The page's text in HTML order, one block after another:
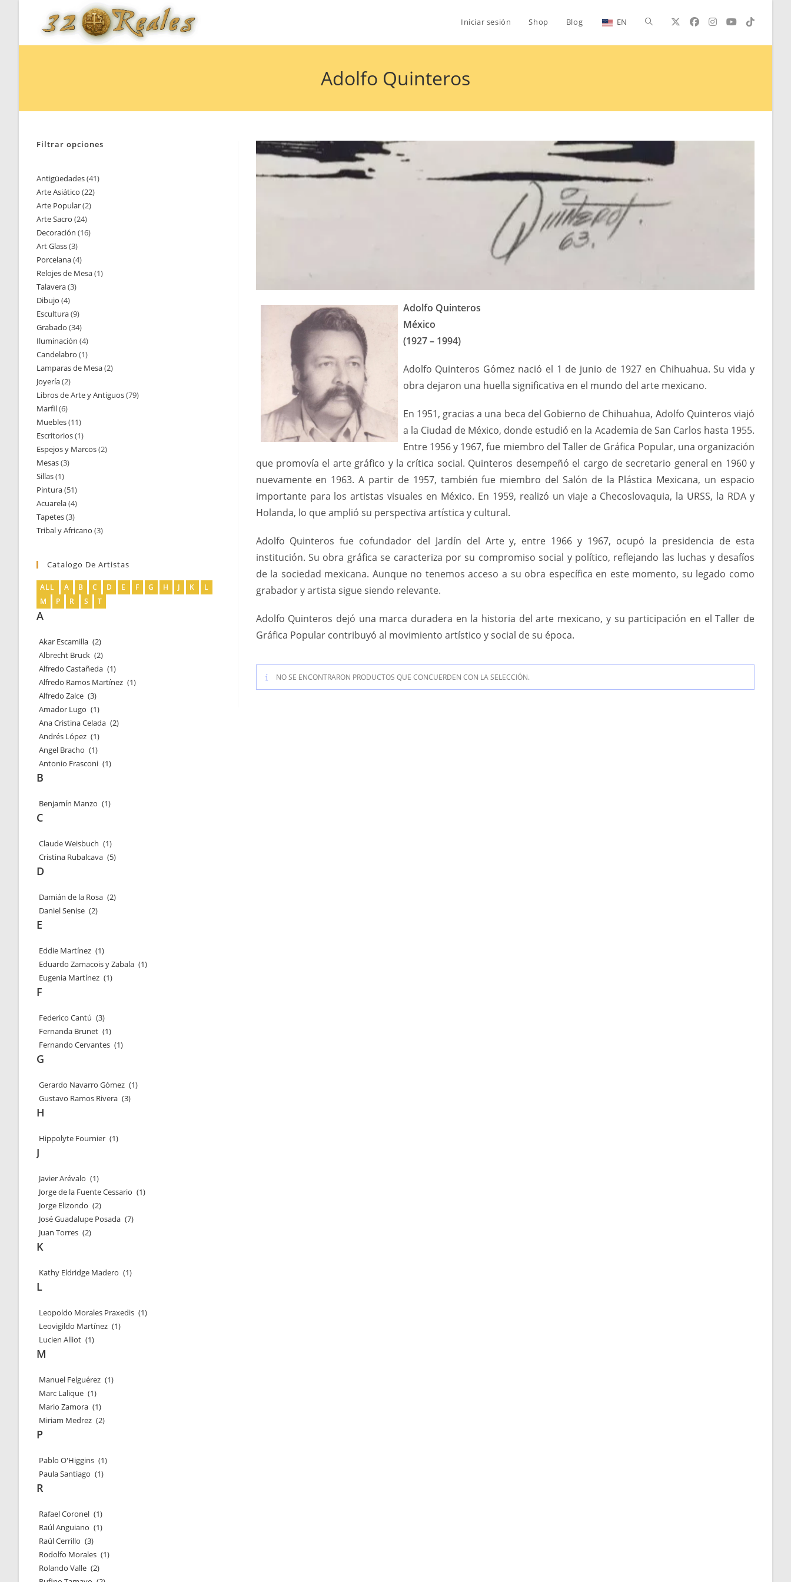
Iniciar sesión Shop Blog EN Alternar
de
Adolfo Quinteros
Adolfo Quinteros
México
(1927 – 1994)
Adolfo Quinteros Gómez nació el 1 de junio de 1927 en Chihuahua. Su vida y
obra dejaron una huella significativa en el mundo del arte mexicano.
En 1951, gracias a una beca del Gobierno de Chihuahua, Adolfo Quinteros viajó
a la Ciudad de México, donde estudió en la Academia de San Carlos hasta 1955.
Entre 1956 y 1967, fue miembro del Taller de Gráfica Popular, una organización
que promovía el arte gráfico y la crítica social. Quinteros desempeñó el cargo de secretario general en 1960 y
nuevamente en 1963. A partir de 1957, también fue miembro del Salón de la Plástica Mexicana, un espacio
importante para los artistas visuales en México. En 1959, realizó un viaje a Checoslovaquia, la URSS, la RDA y
Holanda, lo que amplió su perspectiva artística y cultural.
Adolfo Quinteros fue cofundador del Jardín del Arte y, entre 1966 y 1967, ocupó la presidencia de esta
institución. Su obra gráfica se caracteriza por su compromiso social y político, reflejando las luchas y desafíos
de la sociedad mexicana. Aunque no tenemos acceso a su obra específica en este momento, su legado como
grabador y artista sigue siendo relevante.
Adolfo Quinteros dejó una marca duradera en la historia del arte mexicano, y su participación en el Taller de
Gráfica Popular contribuyó al movimiento artístico y social de su época.
NO SE ENCONTRARON PRODUCTOS QUE CONCUERDEN CON LA SELECCIÓN.
Filtrar opciones
Antigüedades 4141
Arte Asiático 2222
Arte Popular 22
Arte Sacro 2424
productos
Decoración 1616
Art Glass 33
productos
Porcelana 44
productos
Relojes de Mesa 11
Talavera 33
Dibujo 44
productos
Escultura 99
productos
Grabado 3434
productos
Iluminación 44
productos
Candelabro 11
producto
Lamparas de Mesa 22
Joyería 22
productos
Libros de Arte y Antiguos 7979
Marfil 66
productos
Muebles 1111
productos
Escritorios 11
producto
Espejos y Marcos 22
Mesas 33
Sillas 11
producto
Pintura 5151
productos
Acuarela 44
productos
Tapetes 33
productos
Tribal y Africano 33
Catalogo De Artistas
ALL A B C D E F G H J K
L
M
P R S T
A
Akar Escamilla (2)
Albrecht Bruck (2)
Alfredo Castañeda (1)
Alfredo Ramos Martínez (1)
Alfredo Zalce (3)
Amador Lugo (1)
Ana Cristina Celada (2)
Andrés López (1)
Angel Bracho (1)
Antonio Frasconi (1)
B
Benjamín Manzo (1)
C
Claude Weisbuch (1)
Cristina Rubalcava (5)
D
Damián de la Rosa (2)
Daniel Senise (2)
E
Eddie Martínez (1)
Eduardo Zamacois y Zabala (1)
Eugenia Martínez (1)
F
Federico Cantú (3)
Fernanda Brunet (1)
Fernando Cervantes (1)
G
Gerardo Navarro Gómez (1)
Gustavo Ramos Rivera (3)
H
Hippolyte Fournier (1)
J
Javier Arévalo (1)
Jorge de la Fuente Cessario (1)
Jorge Elizondo (2)
José Guadalupe Posada (7)
Juan Torres (2)
K
Kathy Eldridge Madero (1)
L
Leopoldo Morales Praxedis (1)
Leovigildo Martínez (1)
Lucien Alliot (1)
M
Manuel Felguérez (1)
Marc Lalique (1)
Mario Zamora (1)
Miriam Medrez (2)
P
Pablo O'Higgins (1)
Paula Santiago (1)
R
Rafael Coronel (1)
Raúl Anguiano (1)
Raúl Cerrillo (3)
Rodolfo Morales (1)
Rolando Valle (2)